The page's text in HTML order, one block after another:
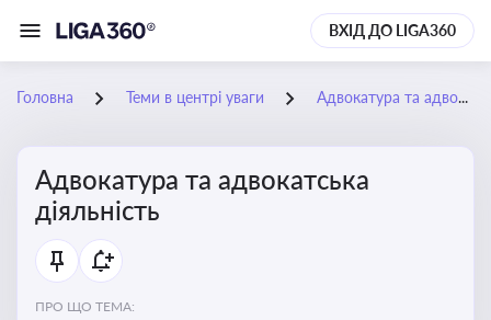
ВХІД ДО LIGA360
Головна Теми в центрі уваги Адвокатура та адвокатська діяльність
Адвокатура та адвокатська
діяльність
ПРО ЩО ТЕМА: